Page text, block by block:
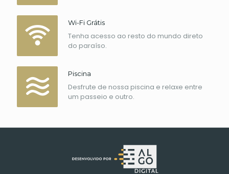
Wi-Fi Grátis
Tenha acesso ao resto do mundo direto
do paraíso.
Piscina
Desfrute de nossa piscina e relaxe entre
um passeio e outro.